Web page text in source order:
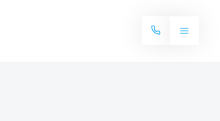
Toggle